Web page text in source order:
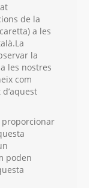
de la
a les
la
les nostres
com
proporcionar
poden